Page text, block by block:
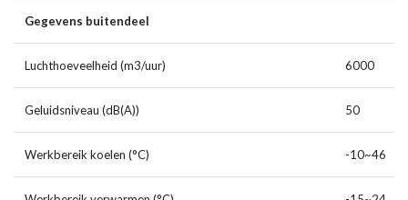
Gegevens buitendeel
Luchthoeveelheid (m3/uur) 6000
Geluidsniveau (dB(A)) 50
Werkbereik koelen (°C) -10~46